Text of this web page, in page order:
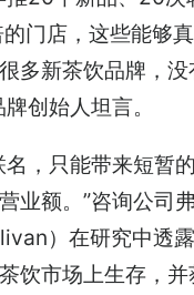
门店，这些能够
多新茶饮品牌，
创始人坦言。
名，只能带来短暂
业额。”咨询公司
）在研究中透
饮市场上生存，并